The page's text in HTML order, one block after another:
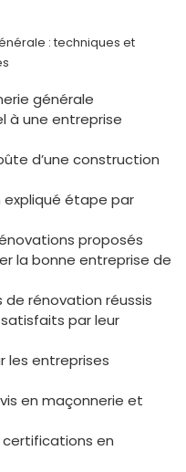
: techniques et
générale
à une entreprise
d’une construction
expliqué étape par
proposés
la bonne entreprise de
rénovation réussis
par leur
les entreprises
en maçonnerie et
en